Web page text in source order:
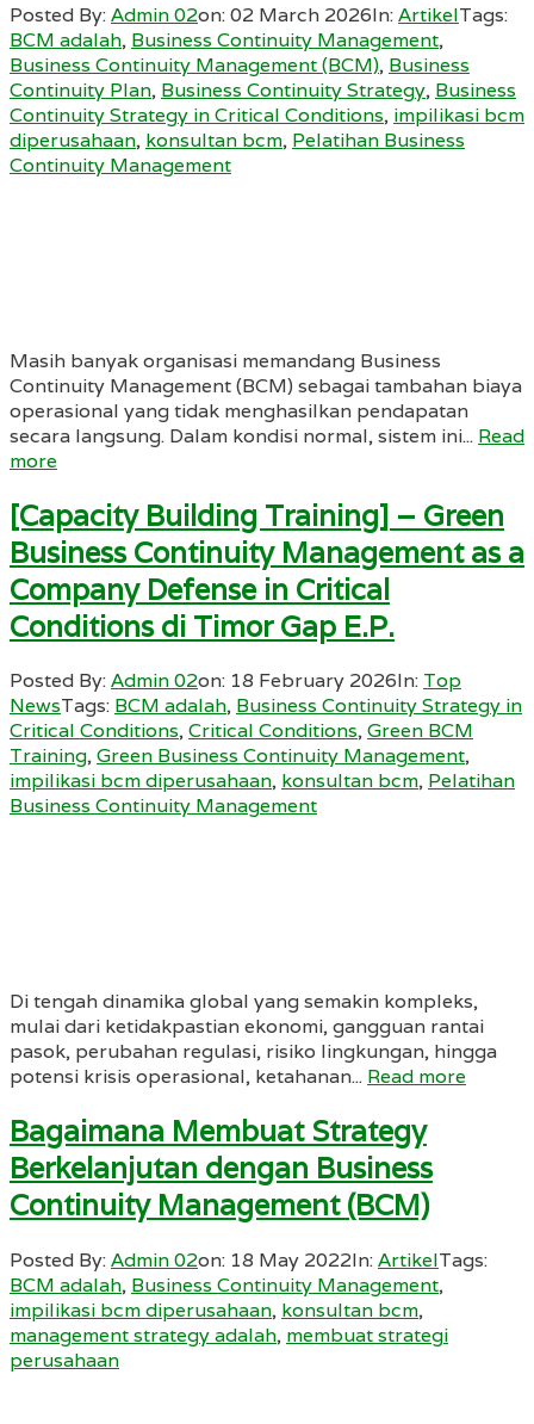
Posted By:Admin 02on:02 March 2026In:ArtikelTags:
BCM adalah, Business Continuity Management,
Business Continuity Management (BCM), Business
Continuity Plan, Business Continuity Strategy, Business
Continuity Strategy in Critical Conditions, impilikasi bcm
diperusahaan, konsultan bcm, Pelatihan Business
Continuity Management
Masih banyak organisasi memandang Business
Continuity Management (BCM) sebagai tambahan biaya
operasional yang tidak menghasilkan pendapatan
secara langsung. Dalam kondisi normal, sistem ini... Read
more
[Capacity Building Training] – Green
Business Continuity Management as a
Company Defense in Critical
Conditions di Timor Gap E.P.
Posted By:Admin 02on: 18 February 2026In: Top
NewsTags: BCM adalah, Business Continuity Strategy in
Critical Conditions,Critical Conditions,Green BCM
Training,Green Business Continuity Management,
impilikasi bcm diperusahaan, konsultan bcm, Pelatihan
Business Continuity Management
Di tengah dinamika global yang semakin kompleks,
mulai dari ketidakpastian ekonomi, gangguan rantai
pasok, perubahan regulasi, risiko lingkungan, hingga
potensi krisis operasional, ketahanan... Read more
Bagaimana Membuat Strategy
Berkelanjutan dengan Business
Continuity Management (BCM)
Posted By:Admin 02on: 18 May 2022In:ArtikelTags:
BCM adalah, Business Continuity Management,
impilikasi bcm diperusahaan, konsultan bcm,
management strategy adalah, membuat strategi
perusahaan